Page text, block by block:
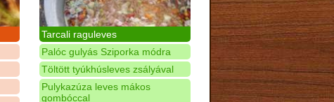
Tarcali raguleves
Palóc gulyás Sziporka módra
Töltött tyúkhúsleves zsályával
Pulykazúza leves mákos
gombóccal